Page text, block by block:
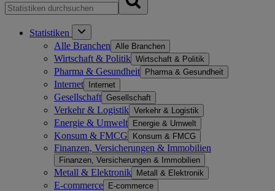
Statistiken
Alle Branchen Alle Branchen
Wirtschaft & Politik Wirtschaft & Politik
Pharma & Gesundheit Pharma & Gesundheit
Internet Internet
Gesellschaft Gesellschaft
Verkehr & Logistik Verkehr & Logistik
Energie & Umwelt Energie & Umwelt
Konsum & FMCG Konsum & FMCG
Finanzen, Versicherungen & Immobilien
Finanzen, Versicherungen & Immobilien
Metall & Elektronik Metall & Elektronik
E-commerce E-commerce